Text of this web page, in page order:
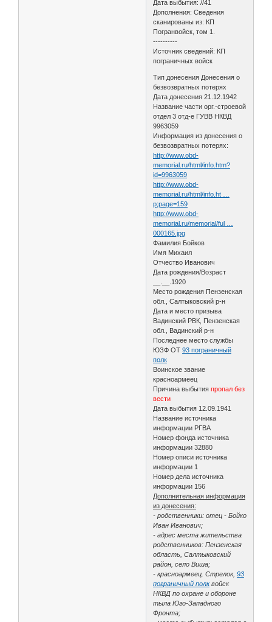
Дата выбытия: //41
Дополнения: Сведения
сканированы из: КП
Погранвойск, том 1.
----------
Источник сведений: КП
пограничных войск
Тип донесения Донесения о
безвозвратных потерях
Дата донесения 21.12.1942
Название части орг.-строевой
отдел 3 отд-е ГУВВ НКВД
9963059
Информация из донесения о
безвозвратных потерях:
http://www.obd-
memorial.ru/html/info.htm?
id=9963059
http://www.obd-
memorial.ru/html/info.ht …
p;page=159
http://www.obd-
memorial.ru/memorial/ful …
000165.jpg
Фамилия Бойков
Имя Михаил
Отчество Иванович
Дата рождения/Возраст
__.__.1920
Место рождения Пензенская
обл., Салтыковский р-н
Дата и место призыва
Вадинский РВК, Пензенская
обл., Вадинский р-н
Последнее место службы
ЮЗФ ОТ93 пограничный
полк
Воинское звание
красноармеец
Причина выбытияпропал без
вести
Дата выбытия 12.09.1941
Название источника
информации РГВА
Номер фонда источника
информации 32880
Номер описи источника
информации 1
Номер дела источника
информации 156
Дополнительная информация
из донесения:
- родственники: отец - Бойко
Иван Иванович;
- адрес места жительства
родственников: Пензенская
область, Салтыковский
район, село Виша;
- красноармеец. Стрелок,93
пограничный полквойск
НКВД по охране и обороне
тыла Юго-Западного
Фронта;